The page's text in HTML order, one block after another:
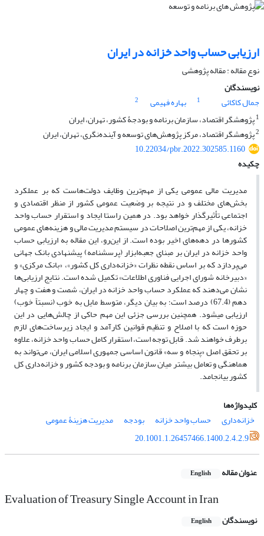
ارزیابی حساب واحد خزانه در ایران
نوع مقاله : مقاله پژوهشی
نویسندگان
جمال کاکائی
1 بهاره فهیمی
2
1پژوهشگر اقتصاد، سازمان برنامه و بودجۀ کشور، تهران، ایران
2پژوهشگر اقتصاد، مرکز پژوهش‌های توسعه و آینده‌نگری، تهران، ایران
10.22034/pbr.2022.302585.1160
چکیده
مدیریت مالی عمومی یکی از مهم­‌ترین وظایف دولت‌هاست که بر عملکرد
بخش‌­های مختلف و در نتیجه بر وضعیت عمومی کشور از منظر اقتصادی و
اجتماعی تأثیر‌گذار خواهد بود. در همین راستا ایجاد و استقرار حساب واحد
خزانه، یکی از مهم‌ترین اصلاحات در سیستم مدیریت مالی و هزینه‌های عمومی
کشورها در دهه‌های اخیر بوده است. از این‌رو، این مقاله به ارزیابی حساب
واحد خزانه در ایران بر مبنای جعبه‌ابزار (پرسشنامه) پیشنهادی بانک جهانی
می‌­پردازد که بر اساس نقطه نظرات «خزانه‌داری کل کشور»، «بانک مرکزی» و
«دبیرخانه شورای اجرایی فناوری اطلاعات» تکمیل شده است. نتایج ارزیابی‌­ها
نشان می­‌دهند که عملکرد حساب واحد خزانه در ایران، شصت و هفت و چهار
دهم (67.4) درصد است؛ به بیان دیگر، متوسط مایل به خوب (نسبتاً خوب)
ارزیابی می­شود. همچنین بررسی جزئی این مهم حاکی از چالش‌­هایی در این
حوزه است که با اصلاح و تنظیم قوانین کارآمد و ایجاد زیرساخت­‌های لازم
برطرف خواهند شد. قابل توجه است، استقرار کامل حساب واحد خزانه، علاوه
بر تحقق اصل «پنجاه و سه» قانون اساسی جمهوری اسلامی ایران، می‌تواند به
هماهنگی و تعامل بیشتر میان سازمان برنامه و بودجه کشور و خزانه‌داری کل
کشور بیانجامد.
کلیدواژه‌ها
خزانه‌داری
حساب واحد خزانه بودجه
مدیریت هزینۀ عمومی
20.1001.1.26457466.1400.2.4.2.9
عنوان مقاله English
Evaluation of Treasury Single Account in Iran
نویسندگان English